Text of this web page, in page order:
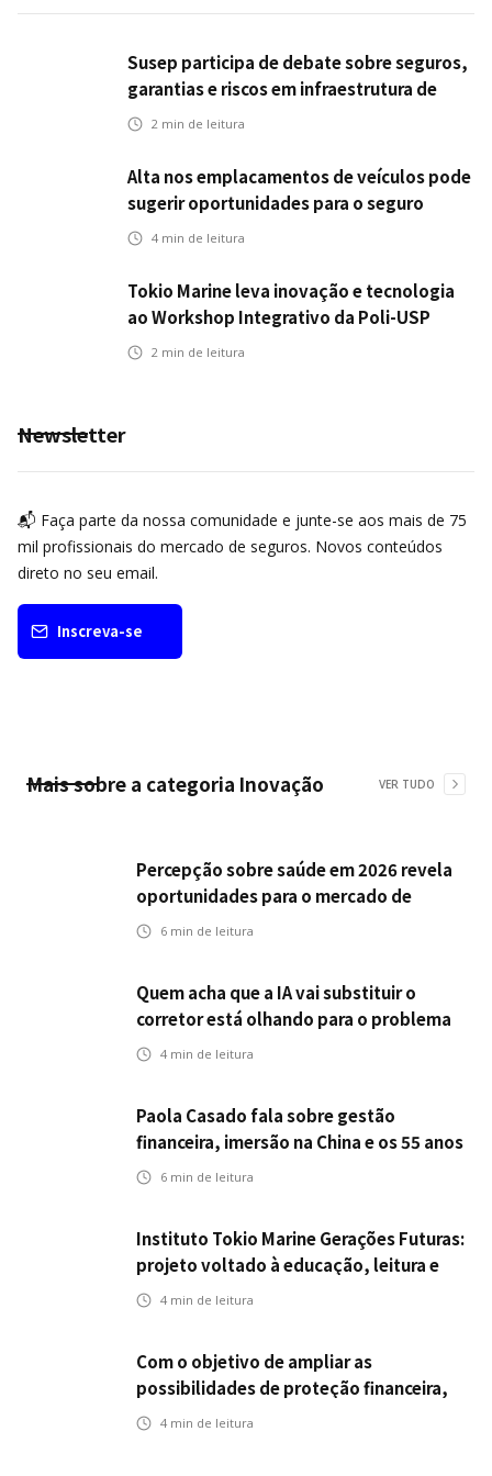
Susep participa de debate sobre seguros,
garantias e riscos em infraestrutura de
transportes
2 min de leitura
Alta nos emplacamentos de veículos pode
sugerir oportunidades para o seguro
automotivo
4 min de leitura
Tokio Marine leva inovação e tecnologia
ao Workshop Integrativo da Poli-USP
2 min de leitura
Newsletter
📬 Faça parte da nossa comunidade e junte-se aos mais de 75
mil profissionais do mercado de seguros. Novos conteúdos
direto no seu email.
Inscreva-se
Mais sobre a categoria Inovação VER TUDO
Percepção sobre saúde em 2026 revela
oportunidades para o mercado de
seguros ampliar cobertura e prevenção
6 min de leitura
Quem acha que a IA vai substituir o
corretor está olhando para o problema
errado
4 min de leitura
Paola Casado fala sobre gestão
financeira, imersão na China e os 55 anos
da ENS
6 min de leitura
Instituto Tokio Marine Gerações Futuras:
projeto voltado à educação, leitura e
empregabilidade
4 min de leitura
Com o objetivo de ampliar as
possibilidades de proteção financeira,
Icatu Seguros eleva capital segurado
4 min de leitura